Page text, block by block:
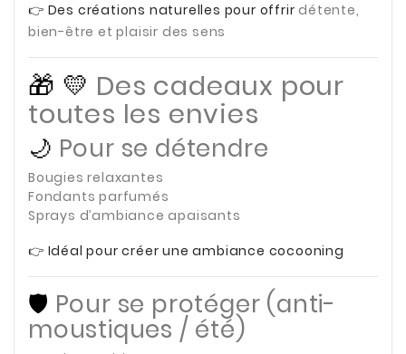
👉 Des créations naturelles pour offrirdétente,
bien-être et plaisir des sens
🎁 💛 Des cadeaux pour
toutes les envies
🌙 Pour se détendre
Bougies relaxantes
Fondants parfumés
Sprays d’ambiance apaisants
👉 Idéal pour créer une ambiance cocooning
🛡️ Pour se protéger (anti-
moustiques / été)